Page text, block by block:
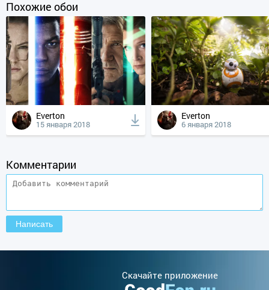
Похожие обои
Everton
15 января 2018
Everton
6 января 2018
Комментарии
Cкачайте приложение